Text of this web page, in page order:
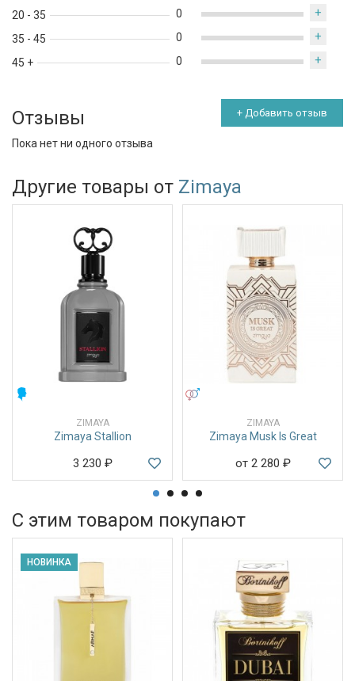
20 - 35
35 - 45
45 +
0 +
0 +
0 +
Отзывы + Добавить отзыв
Пока нет ни одного отзыва
Другие товары от Zimaya
ZIMAYA
Zimaya Stallion
3 230 ₽
ZIMAYA
Zimaya Musk Is Great
от 2 280 ₽
С этим товаром покупают
НОВИНКА